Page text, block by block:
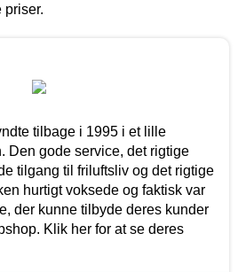
priser.
tilbage i 1995 i et lille
Den gode service, det rigtige
tilgang til friluftsliv og det rigtige
hurtigt voksede og faktisk var
der kunne tilbyde deres kunder
Klik her for at se deres